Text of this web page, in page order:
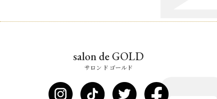
salon de GOLD
サロン ド ゴールド